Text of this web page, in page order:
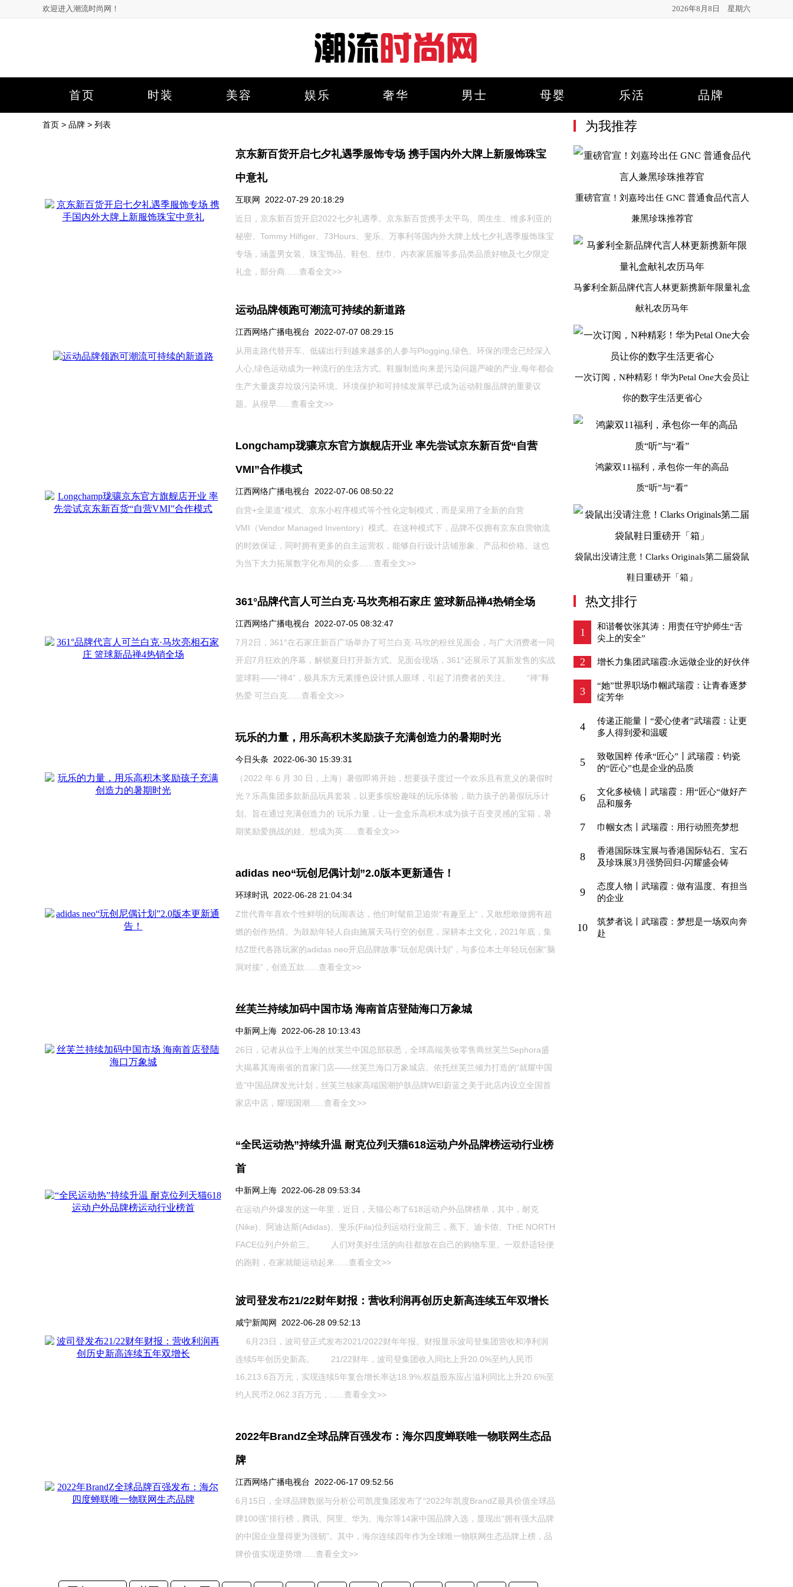
欢迎进入潮流时尚网！ 2026年8月8日 星期六
首页 时装 美容 娱乐 奢华 男士 母婴 乐活 品牌
首页 > 品牌 > 列表
京东新百货开启七夕礼遇季服饰专场 携手国内外大牌上新服饰珠宝
中意礼
互联网 2022-07-29 20:18:29
近日，京东新百货开启2022七夕礼遇季。京东新百货携手太平鸟、周生生、维多利亚的
秘密、Tommy Hilfiger、73Hours、斐乐、万事利等国内外大牌上线七夕礼遇季服饰珠宝
专场，涵盖男女装、珠宝饰品、鞋包、丝巾、内衣家居服等多品类品质好物及七夕限定
礼盒，部分商...... 查看全文>>
运动品牌领跑可潮流可持续的新道路
江西网络广播电视台 2022-07-07 08:29:15
从用走路代替开车、低碳出行到越来越多的人参与Plogging,绿色、环保的理念已经深入
人心,绿色运动成为一种流行的生活方式。鞋服制造向来是污染问题严峻的产业,每年都会
生产大量废弃垃圾污染环境。环境保护和可持续发展早已成为运动鞋服品牌的重要议
题。从很早...... 查看全文>>
Longchamp珑骧京东官方旗舰店开业 率先尝试京东新百货“自营
VMI”合作模式
江西网络广播电视台 2022-07-06 08:50:22
自营+全渠道”模式、京东小程序模式等个性化定制模式，而是采用了全新的自营
VMI（Vendor Managed Inventory）模式。在这种模式下，品牌不仅拥有京东自营物流
的时效保证，同时拥有更多的自主运营权，能够自行设计店铺形象、产品和价格。这也
为当下大力拓展数字化布局的众多...... 查看全文>>
361°品牌代言人可兰白克·马坎亮相石家庄 篮球新品禅4热销全场
江西网络广播电视台 2022-07-05 08:32:47
7月2日，361°在石家庄新百广场举办了可兰白克·马坎的粉丝见面会，与广大消费者一同
开启7月狂欢的序幕，解锁夏日打开新方式。见面会现场，361°还展示了其新发售的实战
篮球鞋——“禅4”，极具东方元素撞色设计抓人眼球，引起了消费者的关注。 “禅”释
热爱 可兰白克...... 查看全文>>
玩乐的力量，用乐高积木奖励孩子充满创造力的暑期时光
今日头条 2022-06-30 15:39:31
（2022 年 6 月 30 日，上海）暑假即将开始，想要孩子度过一个欢乐且有意义的暑假时
光？乐高集团多款新品玩具套装，以更多缤纷趣味的玩乐体验，助力孩子的暑假玩乐计
划。旨在通过充满创造力的 玩乐力量，让一盒盒乐高积木成为孩子百变灵感的宝箱，暑
期奖励爱挑战的娃、想成为英...... 查看全文>>
adidas neo“玩创尼偶计划”2.0版本更新通告！
环球时讯 2022-06-28 21:04:34
Z世代青年喜欢个性鲜明的玩闹表达，他们时髦前卫追崇“有趣至上“，又敢想敢做拥有超
燃的创作热情。为鼓励年轻人自由施展天马行空的创意，深耕本土文化，2021年底，集
结Z世代各路玩家的adidas neo开启品牌故事“玩创尼偶计划”，与多位本土年轻玩创家“脑
洞对接”，创造五款...... 查看全文>>
丝芙兰持续加码中国市场 海南首店登陆海口万象城
中新网上海 2022-06-28 10:13:43
26日，记者从位于上海的丝芙兰中国总部获悉，全球高端美妆零售商丝芙兰Sephora盛
大揭幕其海南省的首家门店——丝芙兰海口万象城店。依托丝芙兰倾力打造的“就耀中国
造”中国品牌发光计划，丝芙兰独家高端国潮护肤品牌WEI蔚蓝之美于此店内设立全国首
家店中店，耀现国潮...... 查看全文>>
“全民运动热”持续升温 耐克位列天猫618运动户外品牌榜运动行业榜
首
中新网上海 2022-06-28 09:53:34
在运动户外爆发的这一年里，近日，天猫公布了618运动户外品牌榜单，其中，耐克
(Nike)、阿迪达斯(Adidas)、斐乐(Fila)位列运动行业前三，蕉下、迪卡侬、THE NORTH
FACE位列户外前三。 人们对美好生活的向往都放在自己的购物车里。一双舒适轻便
的跑鞋，在家就能运动起来...... 查看全文>>
波司登发布21/22财年财报：营收利润再创历史新高连续五年双增长
咸宁新闻网 2022-06-28 09:52:13
6月23日，波司登正式发布2021/2022财年年报。财报显示波司登集团营收和净利润
连续5年创历史新高。 21/22财年，波司登集团收入同比上升20.0%至约人民币
16,213.6百万元，实现连续5年复合增长率达18.9%;权益股东应占溢利同比上升20.6%至
约人民币2,062.3百万元，...... 查看全文>>
2022年BrandZ全球品牌百强发布：海尔四度蝉联唯一物联网生态品
牌
江西网络广播电视台 2022-06-17 09:52:56
6月15日，全球品牌数据与分析公司凯度集团发布了“2022年凯度BrandZ最具价值全球品
牌100强”排行榜，腾讯、阿里、华为、海尔等14家中国品牌入选，显现出“拥有强大品牌
的中国企业显得更为强韧”。其中，海尔连续四年作为全球唯一物联网生态品牌上榜，品
牌价值实现逆势增...... 查看全文>>
为我推荐
重磅官宣！刘嘉玲出任 GNC 普通食品代言人
兼黑珍珠推荐官
马爹利全新品牌代言人林更新携新年限量礼盒
献礼农历马年
一次订阅，N种精彩！华为Petal One大会员让
你的数字生活更省心
鸿蒙双11福利，承包你一年的高品
质“听”与“看”
袋鼠出没请注意！Clarks Originals第二届袋鼠
鞋日重磅开「箱」
热文排行
1
和谐餐饮张其涛：用责任守护师生“舌
尖上的安全”
2 增长力集团武瑞霞:永远做企业的好伙伴
3
“她”世界职场巾帼武瑞霞：让青春逐梦
绽芳华
4
传递正能量〡“爱心使者”武瑞霞：让更
多人得到爱和温暖
5
致敬国粹 传承“匠心”〡武瑞霞：钧瓷
的“匠心”也是企业的品质
6
文化多棱镜〡武瑞霞：用“匠心“做好产
品和服务
7 巾帼女杰〡武瑞霞：用行动照亮梦想
8
香港国际珠宝展与香港国际钻石、宝石
及珍珠展3月强势回归-闪耀盛会铸
9
态度人物〡武瑞霞：做有温度、有担当
的企业
10
筑梦者说〡武瑞霞：梦想是一场双向奔
赴